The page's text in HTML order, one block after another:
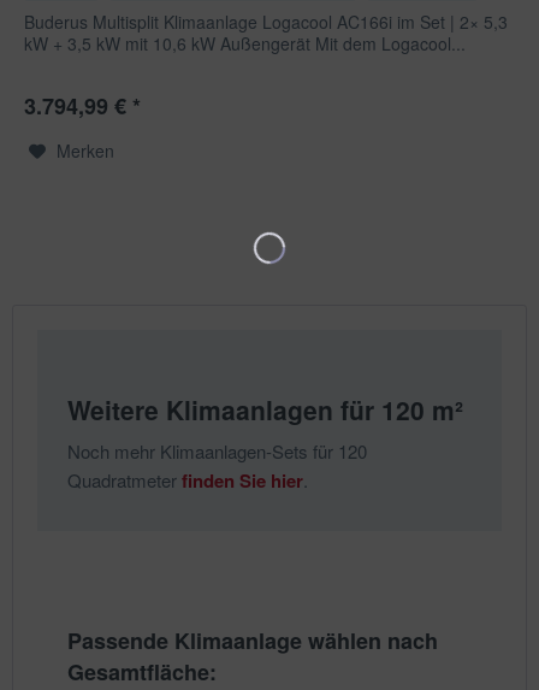
Buderus Multisplit Klimaanlage Logacool AC166i im Set | 2× 5,3
kW + 3,5 kW mit 10,6 kW Außengerät Mit dem Logacool...
3.794,99 € *
Merken
Weitere Klimaanlagen für 120 m²
Noch mehr Klimaanlagen-Sets für 120
Quadratmeterfinden Sie hier
Passende Klimaanlage wählen nach
Gesamtfläche: